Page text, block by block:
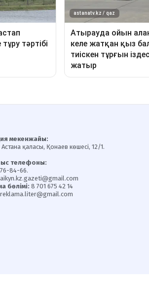
мекенжайы:
қаласы, Қонаев көшесі, 12/1.
телефоны:
84-66.
aikyn.kz.gazeti@gmail.com
бөлімі: 8 701 675 42 14
reklama.liter@gmail.com